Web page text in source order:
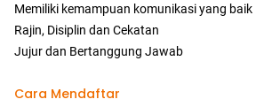
Memiliki kemampuan komunikasi yang baik
Rajin, Disiplin dan Cekatan
Jujur dan Bertanggung Jawab
Cara Mendaftar